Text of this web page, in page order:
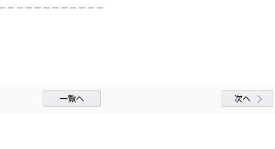
－－－－－－－－－－－
一覧へ 次へ